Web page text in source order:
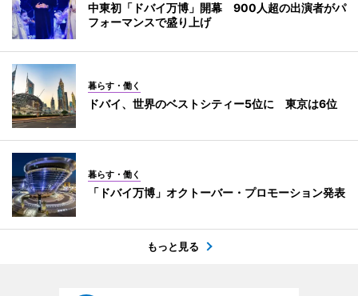
中東初「ドバイ万博」開幕 900人超の出演者がパ
フォーマンスで盛り上げ
暮らす・働く
ドバイ、世界のベストシティー5位に 東京は6位
暮らす・働く
「ドバイ万博」オクトーバー・プロモーション発表
もっと見る